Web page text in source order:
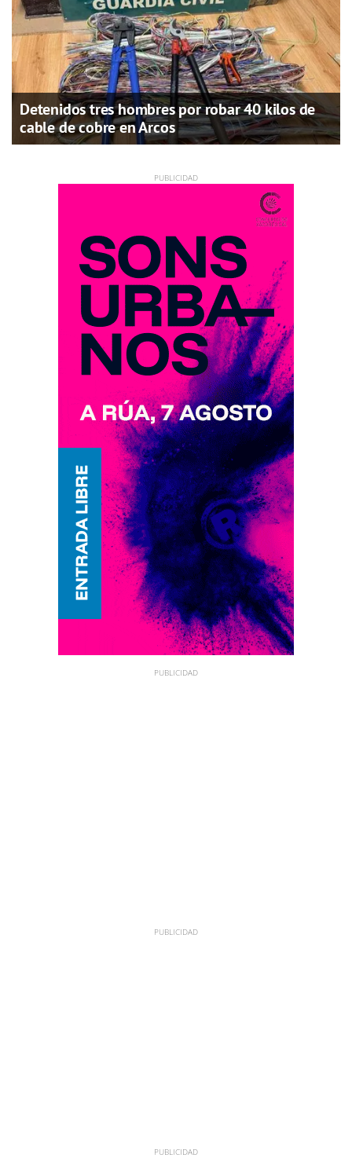
Detenidos tres hombres por robar 40 kilos de
cable de cobre en Arcos